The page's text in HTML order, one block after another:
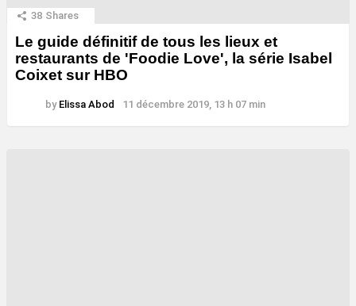
38 Shares
Le guide définitif de tous les lieux et
restaurants de 'Foodie Love', la série Isabel
Coixet sur HBO
by Elissa Abod 11 décembre 2019, 13 h 07 min